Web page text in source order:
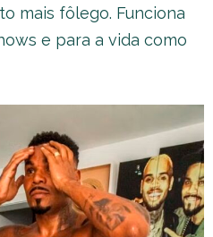
mais fôlego. Funciona
e para a vida como